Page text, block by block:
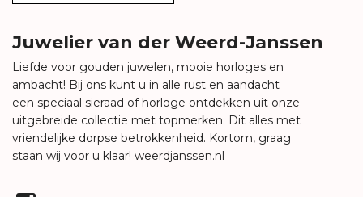
Juwelier van der Weerd-Janssen
Liefde voor gouden juwelen, mooie horloges en
ambacht! Bij ons kunt u in alle rust en aandacht
een speciaal sieraad of horloge ontdekken uit onze
uitgebreide collectie met topmerken. Dit alles met
vriendelijke dorpse betrokkenheid. Kortom, graag
staan wij voor u klaar! weerdjanssen.nl